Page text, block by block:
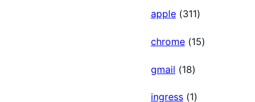
の
ペ
apple(311)
chrome(15)
gmail (18)
ingress(1)